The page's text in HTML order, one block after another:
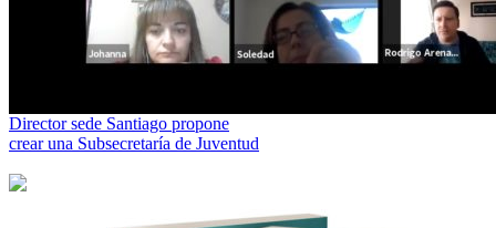
Director sede Santiago propone
crear una Subsecretaría de Juventud